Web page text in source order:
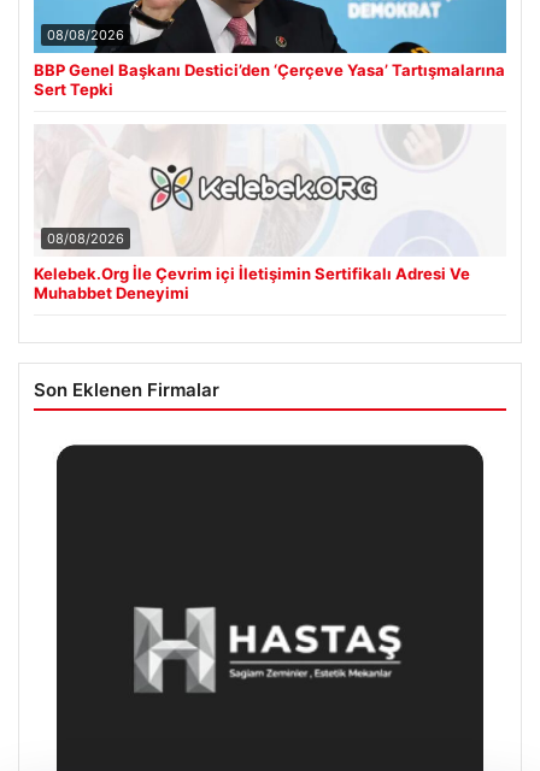
08/08/2026
BBP Genel Başkanı Destici’den ‘Çerçeve Yasa’ Tartışmalarına
Sert Tepki
08/08/2026
Kelebek.Org İle Çevrim içi İletişimin Sertifikalı Adresi Ve
Muhabbet Deneyimi
Son Eklenen Firmalar